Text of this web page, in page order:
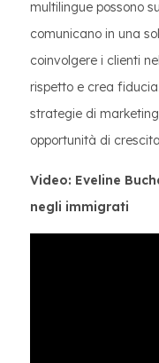
multilingue possono
comunicano in una
coinvolgere i clienti
rispetto e crea
strategie di
opportunità di
Video: Eveline
negli immigrati